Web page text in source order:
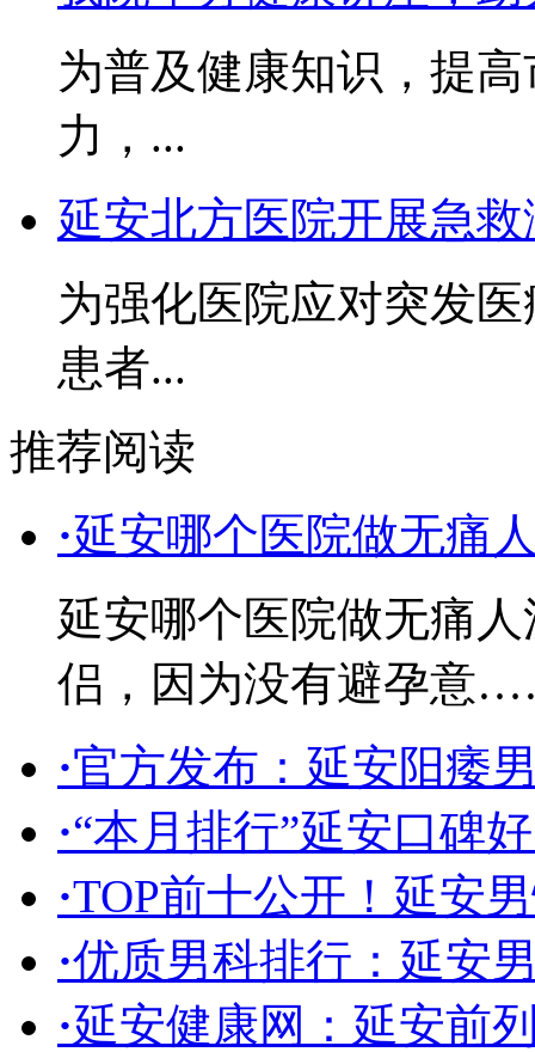
为普及健康知识，提
力，...
延安北方医院开展急
为强化医院应对突发
患者...
推荐阅读
·延安哪个医院做无痛
延安哪个医院做无痛
侣，因为没有避孕意
·官方发布：延安阳痿
·“本月排行”延安口碑
·TOP前十公开！延安
·优质男科排行：延安
·延安健康网：延安前